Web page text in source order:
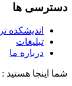
دسترسی ها
اندیشکده
تبلیغات
درباره ما
شما اینجا هستید :